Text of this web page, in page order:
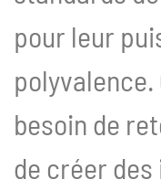
pour leur
polyvalence.
besoin de
de créer